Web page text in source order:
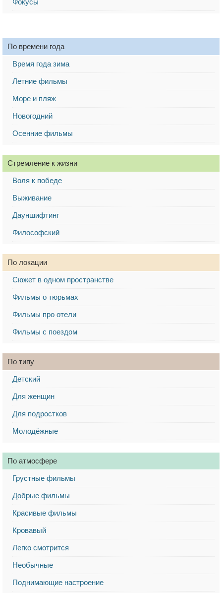
Фокусы
По времени года
Время года зима
Летние фильмы
Море и пляж
Новогодний
Осенние фильмы
Стремление к жизни
Воля к победе
Выживание
Дауншифтинг
Философский
По локации
Сюжет в одном пространстве
Фильмы о тюрьмах
Фильмы про отели
Фильмы с поездом
По типу
Детский
Для женщин
Для подростков
Молодёжные
По атмосфере
Грустные фильмы
Добрые фильмы
Красивые фильмы
Кровавый
Легко смотрится
Необычные
Поднимающие настроение